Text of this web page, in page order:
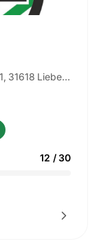
Liebenau
12 /30